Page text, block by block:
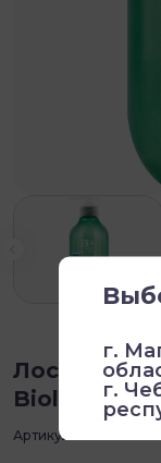
Лосьон для
Biologica
Артикул:
г.
г.